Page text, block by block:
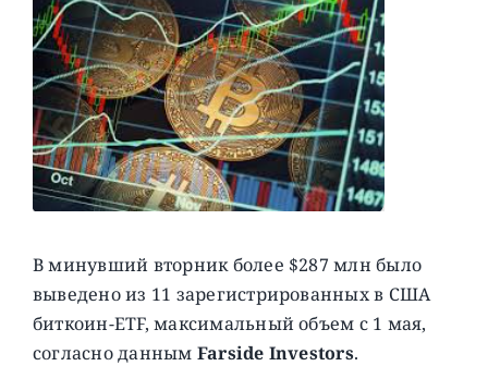
В минувший вторник более $287 млн было
выведено из 11 зарегистрированных в США
биткоин-ETF, максимальный объем ​​с 1 мая,
согласно данным Farside Investors.